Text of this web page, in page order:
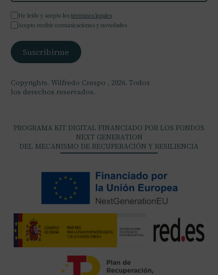
He leído y acepto los términos legales
Acepto recibir comunicaciones y novedades
Copyrights. Wilfredo Crespo , 2026. Todos
los derechos reservados.
PROGRAMA KIT DIGITAL FINANCIADO POR LOS FONDOS
NEXT GENERATION
DEL MECANISMO DE RECUPERACIÓN Y RESILIENCIA